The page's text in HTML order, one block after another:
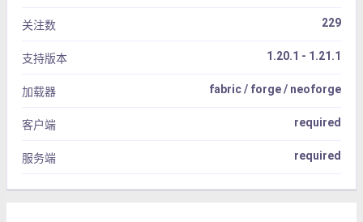
关注数 229
支持版本 1.20.1 - 1.21.1
加载器 fabric / forge / neoforge
客户端 required
服务端 required